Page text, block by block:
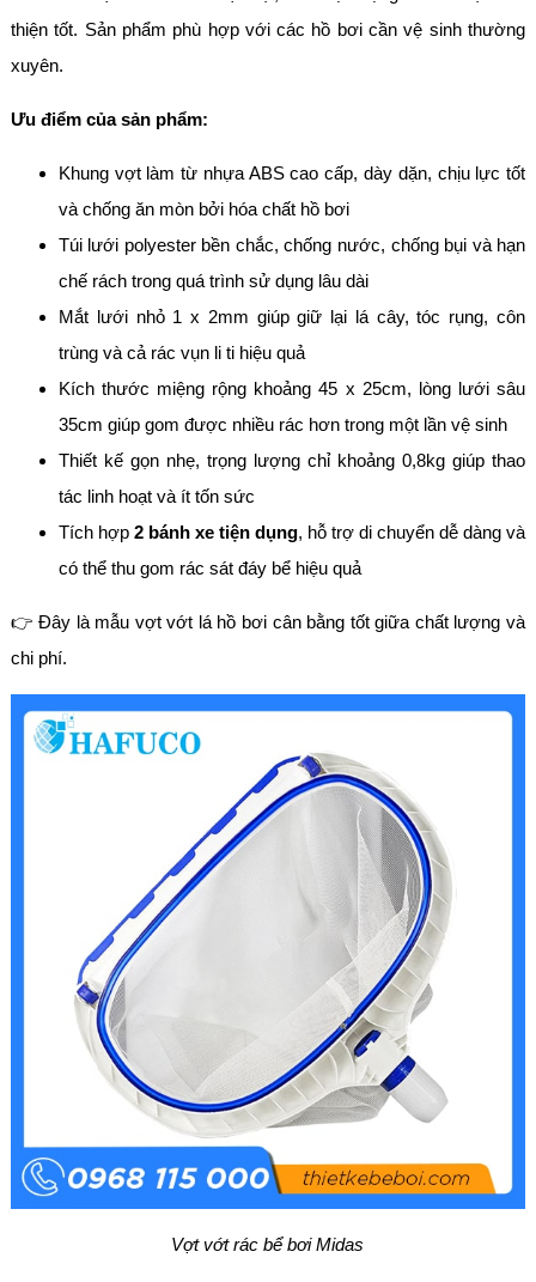
thiện tốt. Sản phẩm phù hợp với các hồ bơi cần vệ sinh thường
xuyên.
Ưu điểm của sản phẩm:
Khung vợt làm từ nhựa ABS cao cấp, dày dặn, chịu lực tốt
và chống ăn mòn bởi hóa chất hồ bơi
Túi lưới polyester bền chắc, chống nước, chống bụi và hạn
chế rách trong quá trình sử dụng lâu dài
Mắt lưới nhỏ 1 x 2mm giúp giữ lại lá cây, tóc rụng, côn
trùng và cả rác vụn li ti hiệu quả
Kích thước miệng rộng khoảng 45 x 25cm, lòng lưới sâu
35cm giúp gom được nhiều rác hơn trong một lần vệ sinh
Thiết kế gọn nhẹ, trọng lượng chỉ khoảng 0,8kg giúp thao
tác linh hoạt và ít tốn sức
Tích hợp 2 bánh xe tiện dụng, hỗ trợ di chuyển dễ dàng và
có thể thu gom rác sát đáy bể hiệu quả
👉 Đây là mẫu vợt vớt lá hồ bơi cân bằng tốt giữa chất lượng và
chi phí.
Vợt vớt rác bể bơi Midas